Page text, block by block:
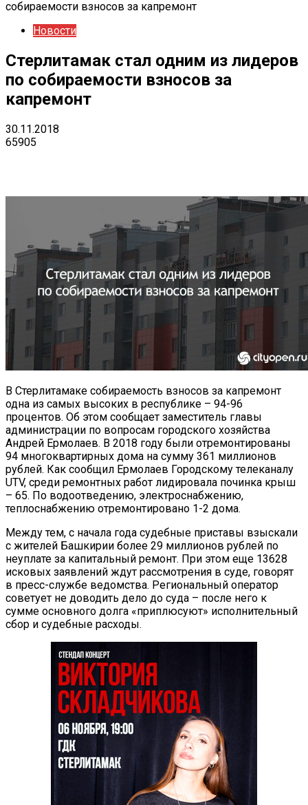
собираемости взносов за капремонт
Новости
Стерлитамак стал одним из лидеров
по собираемости взносов за
капремонт
30.11.2018
65905
В Стерлитамаке собираемость взносов за капремонт
одна из самых высоких в республике – 94-96
процентов. Об этом сообщает заместитель главы
администрации по вопросам городского хозяйства
Андрей Ермолаев. В 2018 году были отремонтированы
94 многоквартирных дома на сумму 361 миллионов
рублей. Как сообщил Ермолаев Городскому телеканалу
UTV, среди ремонтных работ лидировала починка крыш
– 65. По водоотведению, электроснабжению,
теплоснабжению отремонтировано 1-2 дома.
Между тем, с начала года судебные приставы взыскали
с жителей Башкирии более 29 миллионов рублей по
неуплате за капитальный ремонт. При этом еще 13628
исковых заявлений ждут рассмотрения в суде, говорят
в пресс-службе ведомства. Региональный оператор
советует не доводить дело до суда – после него к
сумме основного долга «приплюсуют» исполнительный
сбор и судебные расходы.